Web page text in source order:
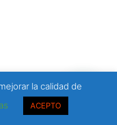
la calidad de
ACEPTO